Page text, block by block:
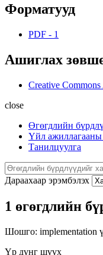
Форматууд
PDF - 1
Ашиглах
Creative Commons
close
Өгөгдлийн
Үйл ажиллагааны
Танилцуулга
Дараахаар эрэмбэлэх
1 өгөгдлийн
Шошго: implementation
Үр дүнг шүүх